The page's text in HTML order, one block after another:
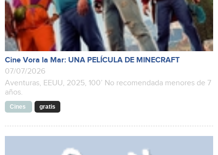
Cine Vora la Mar: UNA PELÍCULA DE MINECRAFT
07/07/2026
Aventuras, EEUU, 2025, 100’ No recomendada menores de 7
años.
Cines gratis